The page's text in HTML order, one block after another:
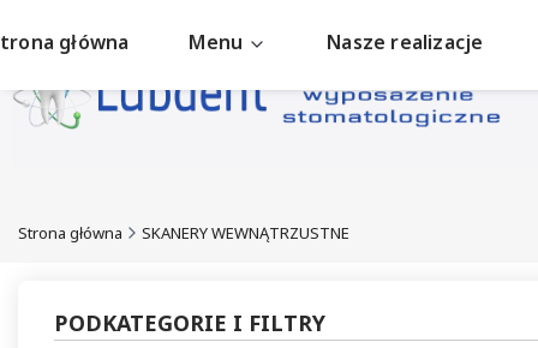
główna Menu Nasze realizacje
Strona główna SKANERY WEWNĄTRZUSTNE
PODKATEGORIE I FILTRY